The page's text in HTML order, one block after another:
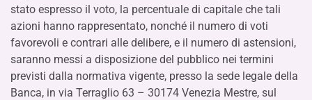
stato espresso il voto, la percentuale di capitale che tali
azioni hanno rappresentato, nonché il numero di voti
favorevoli e contrari alle delibere, e il numero di astensioni,
saranno messi a disposizione del pubblico nei termini
previsti dalla normativa vigente, presso la sede legale della
Banca, in via Terraglio 63 – 30174 Venezia Mestre, sul